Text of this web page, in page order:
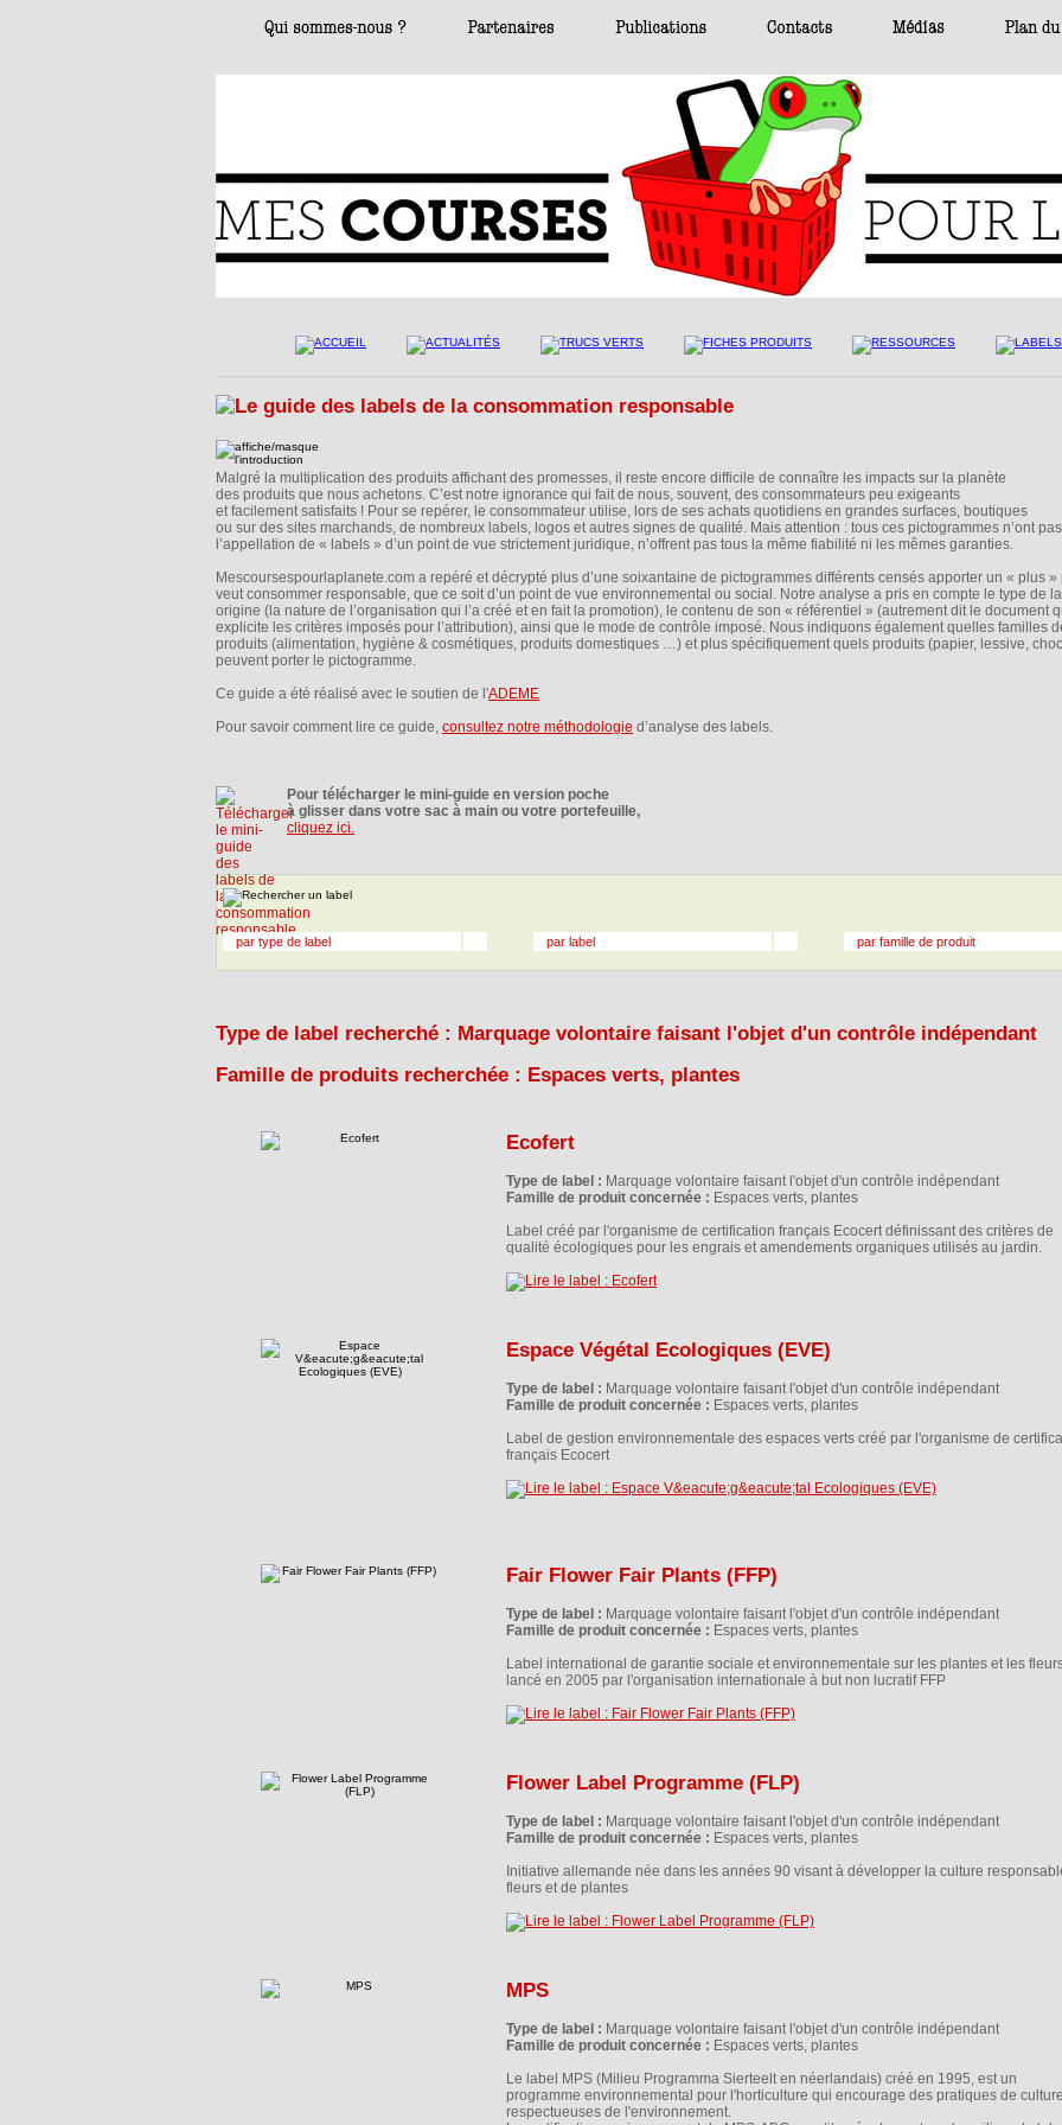
Malgré la multiplication des produits affichant des promesses, il reste encore difficile de connaître les impacts sur la planète
des produits que nous achetons. C’est notre ignorance qui fait de nous, souvent, des consommateurs peu exigeants
et facilement satisfaits ! Pour se repérer, le consommateur utilise, lors de ses achats quotidiens en grandes surfaces, boutiques
ou sur des sites marchands, de nombreux labels, logos et autres signes de qualité. Mais attention : tous ces pictogrammes n’ont
l’appellation de « labels » d’un point de vue strictement juridique, n’offrent pas tous la même fiabilité ni les mêmes garanties.
Mescoursespourlaplanete.com a repéré et décrypté plus d’une soixantaine de pictogrammes différents censés apporter un « plus »
veut consommer responsable, que ce soit d’un point de vue environnemental ou social. Notre analyse a pris en compte le type de
origine (la nature de l’organisation qui l’a créé et en fait la promotion), le contenu de son « référentiel » (autrement dit le document
explicite les critères imposés pour l’attribution), ainsi que le mode de contrôle imposé. Nous indiquons également quelles familles
produits (alimentation, hygiène & cosmétiques, produits domestiques …) et plus spécifiquement quels produits (papier, lessive,
peuvent porter le pictogramme.
Ce guide a été réalisé avec le soutien de l'ADEME
Pour savoir comment lire ce guide, consultez notre méthodologie d’analyse des labels.
Pour télécharger le mini-guide en version poche
à glisser dans votre sac à main ou votre portefeuille,
cliquez ici.
par type de label par label par famille de produit
Type de label recherché : Marquage volontaire faisant l'objet d'un contrôle indépendant
Famille de produits recherchée : Espaces verts, plantes
Ecofert
Type de label : Marquage volontaire faisant l'objet d'un contrôle indépendant
Famille de produit concernée : Espaces verts, plantes
Label créé par l'organisme de certification français Ecocert définissant des critères de
qualité écologiques pour les engrais et amendements organiques utilisés au jardin.
Espace Végétal Ecologiques (EVE)
Type de label : Marquage volontaire faisant l'objet d'un contrôle indépendant
Famille de produit concernée : Espaces verts, plantes
Label de gestion environnementale des espaces verts créé par l'organisme de
français Ecocert
Fair Flower Fair Plants (FFP)
Type de label : Marquage volontaire faisant l'objet d'un contrôle indépendant
Famille de produit concernée : Espaces verts, plantes
Label international de garantie sociale et environnementale sur les plantes et les
lancé en 2005 par l'organisation internationale à but non lucratif FFP
Flower Label Programme (FLP)
Type de label : Marquage volontaire faisant l'objet d'un contrôle indépendant
Famille de produit concernée : Espaces verts, plantes
Initiative allemande née dans les années 90 visant à développer la culture
fleurs et de plantes
MPS
Type de label : Marquage volontaire faisant l'objet d'un contrôle indépendant
Famille de produit concernée : Espaces verts, plantes
Le label MPS (Milieu Programma Sierteelt en néerlandais) créé en 1995, est un
programme environnemental pour l'horticulture qui encourage des pratiques de
respectueuses de l'environnement.